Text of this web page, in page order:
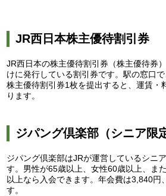
JR西日本株主優待割引券
JR西日本の株主優待割引券（株主優待券
けに発行している割引券です。駅の窓口で
株主優待割引券1枚を提出すると、運賃・
ります。
ジパング倶楽部（シニア限
ジパング倶楽部はJRが運営しているシニ
す。男性が65歳以上、女性60歳以上、ま
以上なら入会できます。年会費は3,840円
す。